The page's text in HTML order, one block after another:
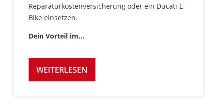
Reparaturkostenversicherung oder ein Ducati E-
Bike einsetzen.
Dein Vorteil im…
WEITERLESEN